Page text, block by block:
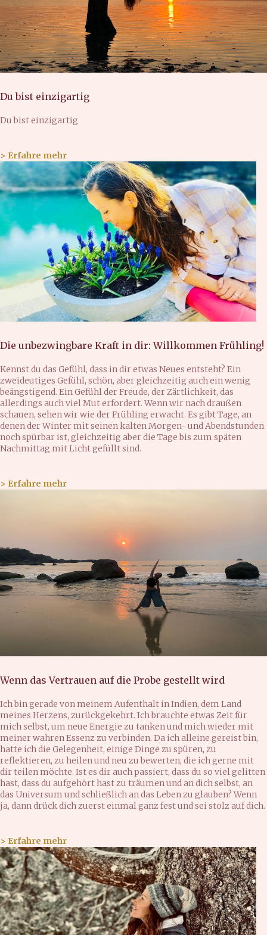
Du bist einzigartig
Du bist einzigartig
> Erfahre mehr
Die unbezwingbare Kraft in dir: Willkommen Frühling!
Kennst du das Gefühl, dass in dir etwas Neues entsteht? Ein
zweideutiges Gefühl, schön, aber gleichzeitig auch ein wenig
beängstigend. Ein Gefühl der Freude, der Zärtlichkeit, das
allerdings auch viel Mut erfordert. Wenn wir nach draußen
schauen, sehen wir wie der Frühling erwacht. Es gibt Tage, an
denen der Winter mit seinen kalten Morgen- und Abendstunden
noch spürbar ist, gleichzeitig aber die Tage bis zum späten
Nachmittag mit Licht gefüllt sind.
> Erfahre mehr
Wenn das Vertrauen auf die Probe gestellt wird
Ich bin gerade von meinem Aufenthalt in Indien, dem Land
meines Herzens, zurückgekehrt. Ich brauchte etwas Zeit für
mich selbst, um neue Energie zu tanken und mich wieder mit
meiner wahren Essenz zu verbinden. Da ich alleine gereist bin,
hatte ich die Gelegenheit, einige Dinge zu spüren, zu
reflektieren, zu heilen und neu zu bewerten, die ich gerne mit
dir teilen möchte. Ist es dir auch passiert, dass du so viel gelitten
hast, dass du aufgehört hast zu träumen und an dich selbst, an
das Universum und schließlich an das Leben zu glauben? Wenn
ja, dann drück dich zuerst einmal ganz fest und sei stolz auf dich.
> Erfahre mehr